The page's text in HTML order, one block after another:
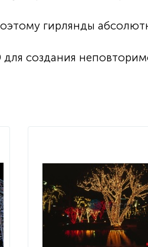
гирлянды
для создания